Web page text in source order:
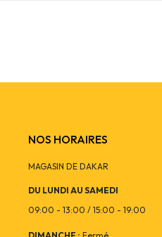
NOS HORAIRES
MAGASIN DE DAKAR
DU LUNDI AU SAMEDI
09:00 - 13:00 / 15:00 - 19:00